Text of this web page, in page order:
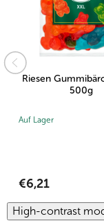
Riesen
500g
Auf Lager
€6,21
High-contrast